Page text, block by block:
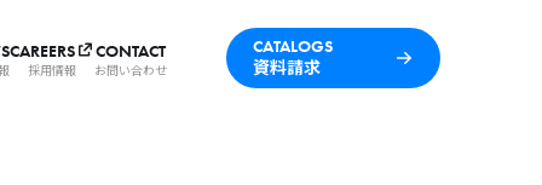
CAREERS
採用情報
CONTACT
お問い合わせ
CATALOGS
資料請求